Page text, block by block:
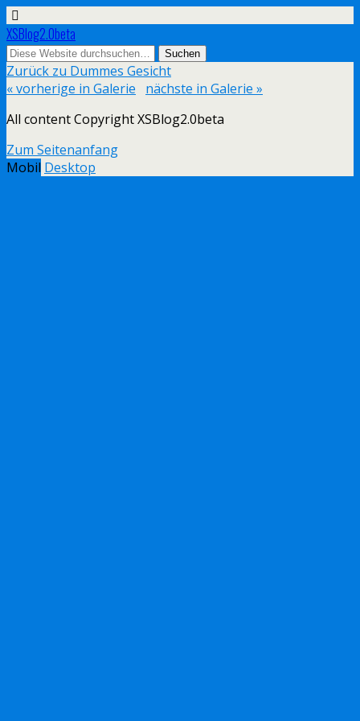
XSBlog2.0beta
Zurück zu Dummes Gesicht
« vorherige in Galerie
nächste in Galerie »
All content Copyright XSBlog2.0beta
Zum Seitenanfang
Mobil Desktop